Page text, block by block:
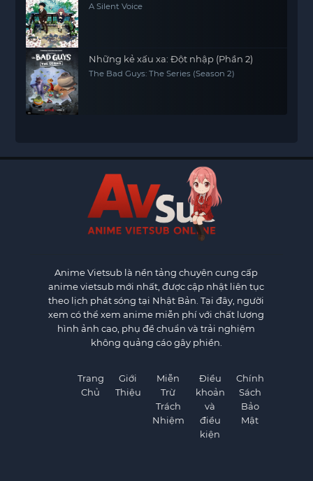
A Silent Voice
Những kẻ xấu xa: Đột nhập (Phần 2)
The Bad Guys: The Series (Season 2)
Anime Vietsub là nền tảng chuyên cung cấp
anime vietsub mới nhất, được cập nhật liên tục
theo lịch phát sóng tại Nhật Bản. Tại đây, người
xem có thể xem anime miễn phí với chất lượng
hình ảnh cao, phụ đề chuẩn và trải nghiệm
không quảng cáo gây phiền.
Trang
Chủ
Giới
Thiệu
Miễn
Trừ
Trách
Nhiệm
Điều
khoản
và
điều
kiện
Chính
Sách
Bảo
Mật